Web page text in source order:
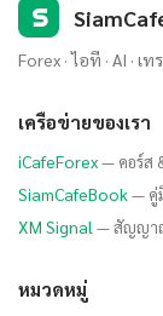
S
Forex · ไอที · AI ·
เครือข่ายของเรา
iCafeForex— คอร์ส
SiamCafeBook— คู่
XM Signal — สัญญา
หมวดหมู่